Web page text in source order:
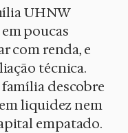
UHNW
poucas
com renda, e
técnica.
descobre
liquidez nem
empatado.